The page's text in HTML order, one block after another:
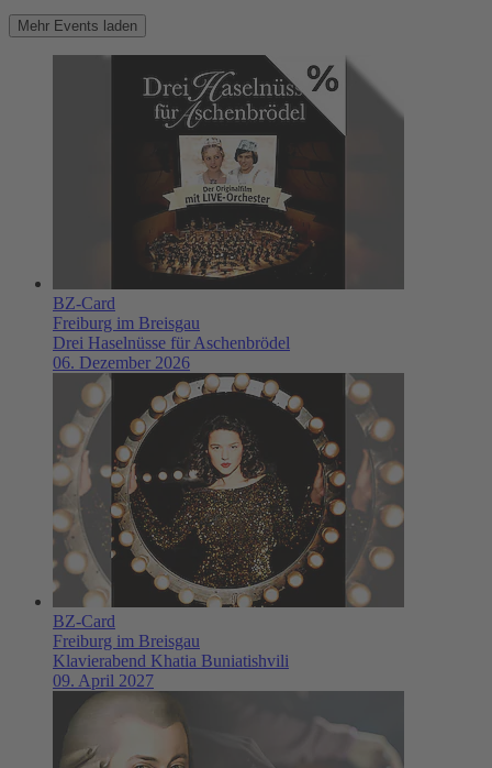
Mehr Events laden
BZ-Card
Freiburg im Breisgau
Drei Haselnüsse für Aschenbrödel
06. Dezember 2026
BZ-Card
Freiburg im Breisgau
Klavierabend Khatia Buniatishvili
09. April 2027